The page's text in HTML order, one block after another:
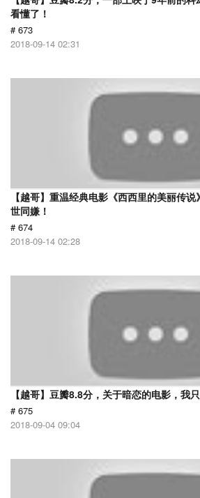
看懂了！
# 673
2018-09-14 02:31
【越哥】重温经典电影《西西里的美丽传
世同嫌！
# 674
2018-09-14 02:28
【越哥】豆瓣8.8分，关于暗恋的电影，我
# 675
2018-09-04 09:04